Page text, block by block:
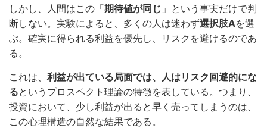
しかし、人間はこの「期待値が同じ 」という事実だけで判
断しない。実験によると、多くの人は迷わず選択肢Aを選
ぶ。確実に得られる利益を優先し、リスクを避けるのであ
る。
これは、 利益が出ている局面では、人はリスク回避的にな
るというプロスペクト理論の特徴を表している。つまり、
投資において、少し利益が出ると早く売ってしまうのは、
この心理構造の自然な結果である。